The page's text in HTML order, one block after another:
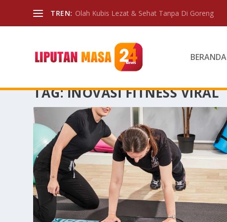
TREN: Olah Kubis Lezat & Sehat Tanpa Di Goreng
BERANDA
TAG:INOVASI FITNESS VIRAL